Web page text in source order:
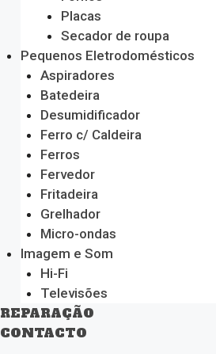
Placas
Secador de roupa
Pequenos Eletrodomésticos
Aspiradores
Batedeira
Desumidificador
Ferro c/ Caldeira
Ferros
Fervedor
Fritadeira
Grelhador
Micro-ondas
Imagem e Som
Hi-Fi
Televisões
REPARAÇÃO
CONTACTO